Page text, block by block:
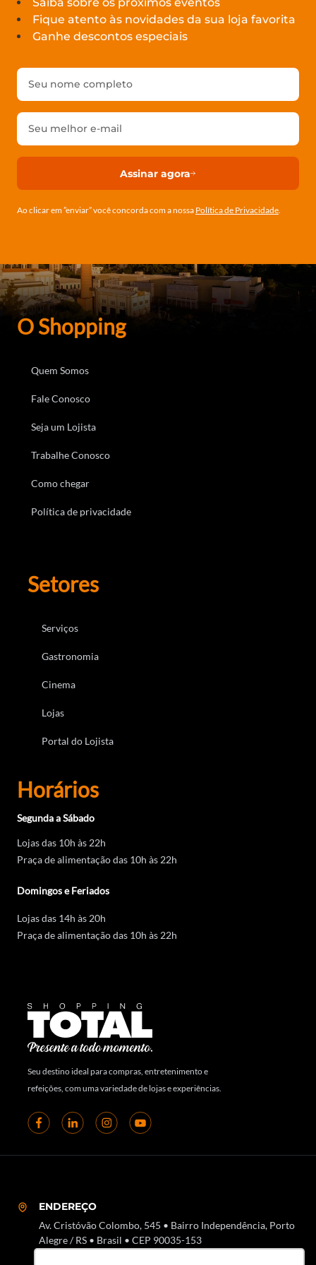
Saiba sobre os próximos eventos
Fique atento às novidades da sua loja favorita
Ganhe descontos especiais
Assinar agora
Ao clicar em ”enviar” você concorda com a nossa Política de Privacidade.
O Shopping
Quem Somos
Fale Conosco
Seja um Lojista
Trabalhe Conosco
Como chegar
Política de privacidade
Setores
Serviços
Gastronomia
Cinema
Lojas
Portal do Lojista
Horários
Segunda a Sábado
Lojas das 10h às 22h
Praça de alimentação das 10h às 22h
Domingos e Feriados
Lojas das 14h às 20h
Praça de alimentação das 10h às 22h
Seu destino ideal para compras, entretenimento e
refeições, com uma variedade de lojas e experiências.
ENDEREÇO
Av. Cristóvão Colombo, 545 • Bairro Independência, Porto
Alegre / RS • Brasil • CEP 90035-153